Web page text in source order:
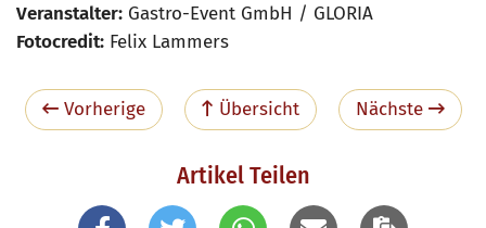
Veranstalter: Gastro-Event GmbH / GLORIA
Fotocredit: Felix Lammers
Vorherige Übersicht Nächste
Artikel Teilen